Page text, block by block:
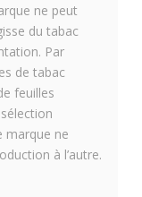
ne peut
du tabac
Par
de tabac
feuilles
marque ne
à l’autre.